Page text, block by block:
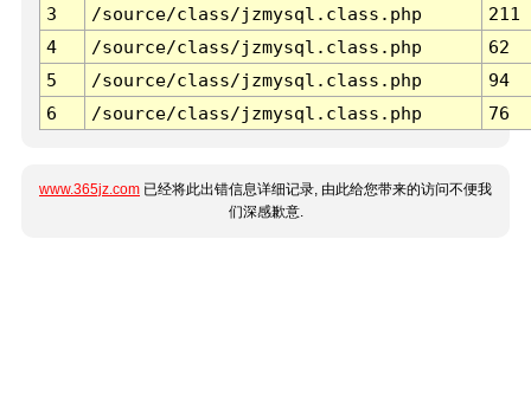
3 /source/class/jzmysql.class.php
211
4
/source/class/jzmysql.class.php
62
5
/source/class/jzmysql.class.php
94
6
/source/class/jzmysql.class.php 76
www.365jz.com 已经将此出错信息详细记录, 由此给您带来的访问不便我
们深感歉意.